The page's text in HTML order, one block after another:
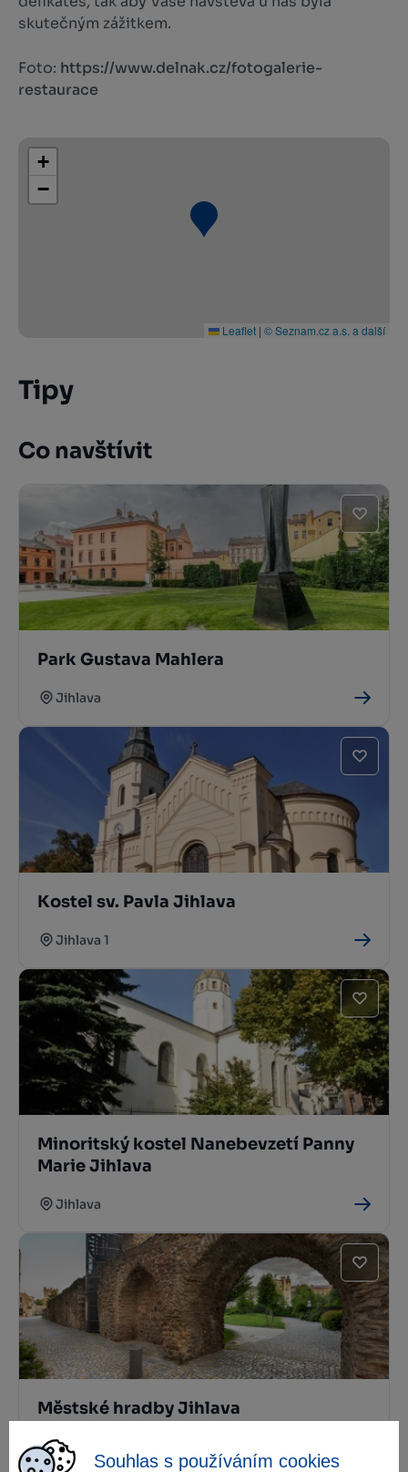
Souhlas s používáním cookies
skutečným zážitkem.
Foto: https://www.delnak.cz/fotogalerie-
restaurace
+
−
Leaflet | © Seznam.cz a.s. a další
Tipy
Co navštívit
Park Gustava Mahlera
Jihlava
Kostel sv. Pavla Jihlava
Jihlava 1
Minoritský kostel Nanebevzetí Panny
Marie Jihlava
Jihlava
Městské hradby Jihlava
Jihlava